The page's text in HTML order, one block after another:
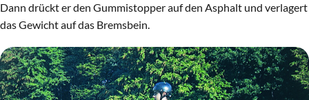
Dann drückt er den Gummistopper auf den Asphalt und verlagert
das Gewicht auf das Bremsbein.